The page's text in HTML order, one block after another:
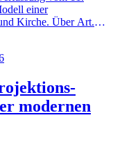
einer
Kirche. Über Art.
Kantonsmodell
modernen